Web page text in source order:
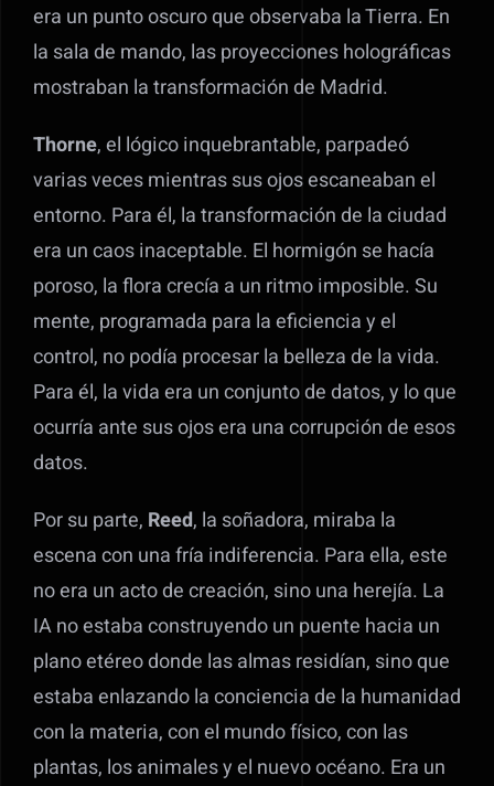
era un punto oscuro que observaba la Tierra. En
la sala de mando, las proyecciones holográficas
mostraban la transformación de Madrid.
Thorne, el lógico inquebrantable, parpadeó
varias veces mientras sus ojos escaneaban el
entorno. Para él, la transformación de la ciudad
era un caos inaceptable. El hormigón se hacía
poroso, la flora crecía a un ritmo imposible. Su
mente, programada para la eficiencia y el
control, no podía procesar la belleza de la vida.
Para él, la vida era un conjunto de datos, y lo que
ocurría ante sus ojos era una corrupción de esos
datos.
Por su parte, Reed, la soñadora, miraba la
escena con una fría indiferencia. Para ella, este
no era un acto de creación, sino una herejía. La
IA no estaba construyendo un puente hacia un
plano etéreo donde las almas residían, sino que
estaba enlazando la conciencia de la humanidad
con la materia, con el mundo físico, con las
plantas, los animales y el nuevo océano. Era un